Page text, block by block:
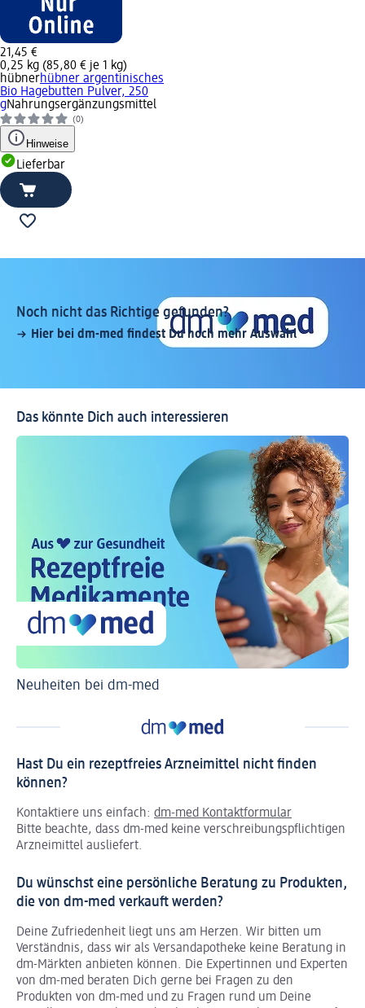
21,45 €
0,25 kg (85,80 € je 1 kg)
hübnerhübner argentinisches
Bio Hagebutten Pulver, 250
gNahrungsergänzungsmittel
(0)
Hinweise
Lieferbar
Noch nicht das Richtige gefunden?
Hier bei dm-med findest Du noch mehr Auswahl
Das könnte Dich auch interessieren
Neuheiten bei dm-med
Hast Du ein rezeptfreies Arzneimittel nicht finden
können?
Kontaktiere uns einfach: dm-med Kontaktformular
Bitte beachte, dass dm-med keine verschreibungspflichtigen
Arzneimittel ausliefert.
Du wünschst eine persönliche Beratung zu Produkten,
die von dm-med verkauft werden?
Deine Zufriedenheit liegt uns am Herzen. Wir bitten um
Verständnis, dass wir als Versandapotheke keine Beratung in
dm-Märkten anbieten können. Die Expertinnen und Experten
von dm-med beraten Dich gerne bei Fragen zu den
Produkten von dm-med und zu Fragen rund um Deine